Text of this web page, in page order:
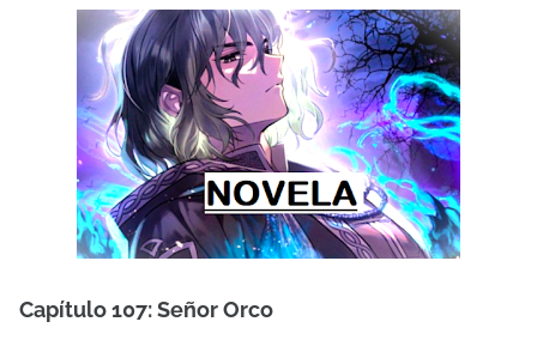
Capítulo 107: Señor Orco